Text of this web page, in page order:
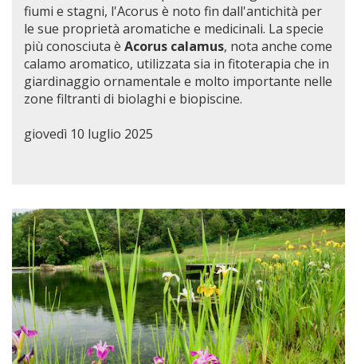
fiumi e stagni, l'Acorus è noto fin dall'antichità per
le sue proprietà aromatiche e medicinali. La specie
più conosciuta è Acorus calamus, nota anche come
calamo aromatico, utilizzata sia in fitoterapia che in
giardinaggio ornamentale e molto importante nelle
zone filtranti di biolaghi e biopiscine.
giovedì 10 luglio 2025